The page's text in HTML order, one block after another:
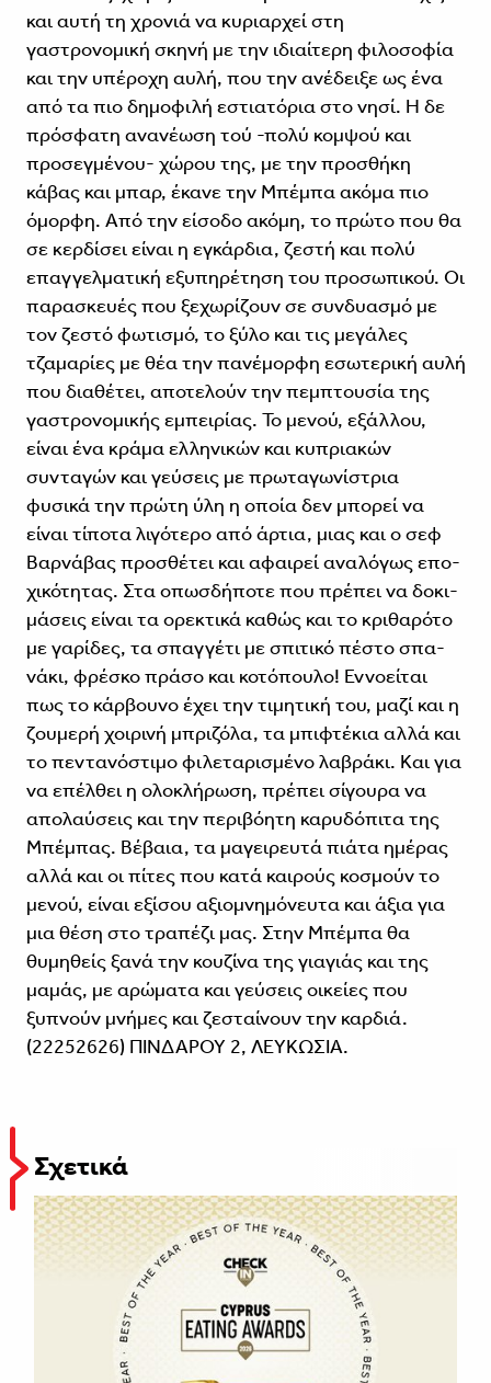
και αυτή τη χρονιά να κυριαρχεί στη
γαστρονομική σκηνή με την ιδιαίτερη φιλοσοφία
και την υπέροχη αυλή, που την ανέδειξε ως ένα
από τα πιο δημοφιλή εστιατόρια στο νησί. Η δε
πρόσφατη ανανέωση τού -πολύ κομψού και
προσεγμένου- χώρου της, με την προσθήκη
κάβας και μπαρ, έκανε την Μπέμπα ακόμα πιο
όμορφη. Από την είσοδο ακόμη, το πρώτο που θα
σε κερδίσει είναι η εγκάρδια, ζεστή και πολύ
επαγγελματική εξυπηρέτηση του προσωπικού. Οι
παρασκευές που ξεχωρίζουν σε συνδυασμό με
τον ζεστό φωτισμό, το ξύλο και τις μεγάλες
τζαμαρίες με θέα την πανέμορφη εσωτερική αυλή
που διαθέτει, αποτελούν την πεμπτουσία της
γαστρονομικής εμπειρίας. Το μενού, εξάλ­λου,
είναι ένα κράμα ελληνικών και κυπριακών
συνταγών και γεύσεις με πρωταγωνίστρια
φυσικά την πρώτη ύλη η οποία δεν μπορεί να
είναι τίποτα λιγότερο από άρτια, μιας και ο σεφ
Βαρνάβας προσθέτει και αφαιρεί αναλόγως επο­
χικότητας. Στα οπωσδήποτε που πρέπει να δοκι­
μάσεις είναι τα ορεκτικά καθώς και το κριθαρότο
με γαρίδες, τα σπαγγέτι με σπιτικό πέστο σπα­
νάκι, φρέσκο πράσο και κοτόπουλο! Εννοείται
πως το κάρβουνο έχει την τιμητική του, μαζί και η
ζουμερή χοιρινή μπριζόλα, τα μπιφτέκια αλλά και
το πεντανόστιμο φιλεταρισμένο λαβράκι. Και για
να επέλθει η ολοκλήρωση, πρέπει σίγουρα να
απολαύσεις και την περιβόητη καρυδόπιτα της
Μπέμπας. Βέβαια, τα μαγειρευτά πιάτα ημέρας
αλλά και οι πίτες που κατά καιρούς κοσμούν το
μενού, είναι εξίσου αξιομνημόνευτα και άξια για
μια θέση στο τραπέζι μας. Στην Μπέμπα θα
θυμηθείς ξανά την κουζίνα της γιαγιάς και της
μαμάς, με αρώματα και γεύ­σεις οικείες που
ξυπνούν μνήμες και ζεσταί­νουν την καρδιά.
(22252626) ΠΙΝΔΑΡΟΥ 2, ΛΕΥΚΩΣΙΑ.
Σχετικά